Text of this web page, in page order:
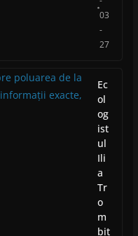
03
-
27
Ec
ol
og
ist
ul
Ili
a
Tr
o
m
biț